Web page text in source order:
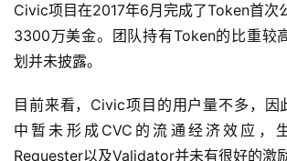
Civic项目在2017年6月完成了Token首次
3300万美金。团队持有Token的比重较
划并未披露。
目前来看，Civic项目的用户量不多，
中暂未形成CVC的流通经济效应，
Requester以及Validator并未有很好的激